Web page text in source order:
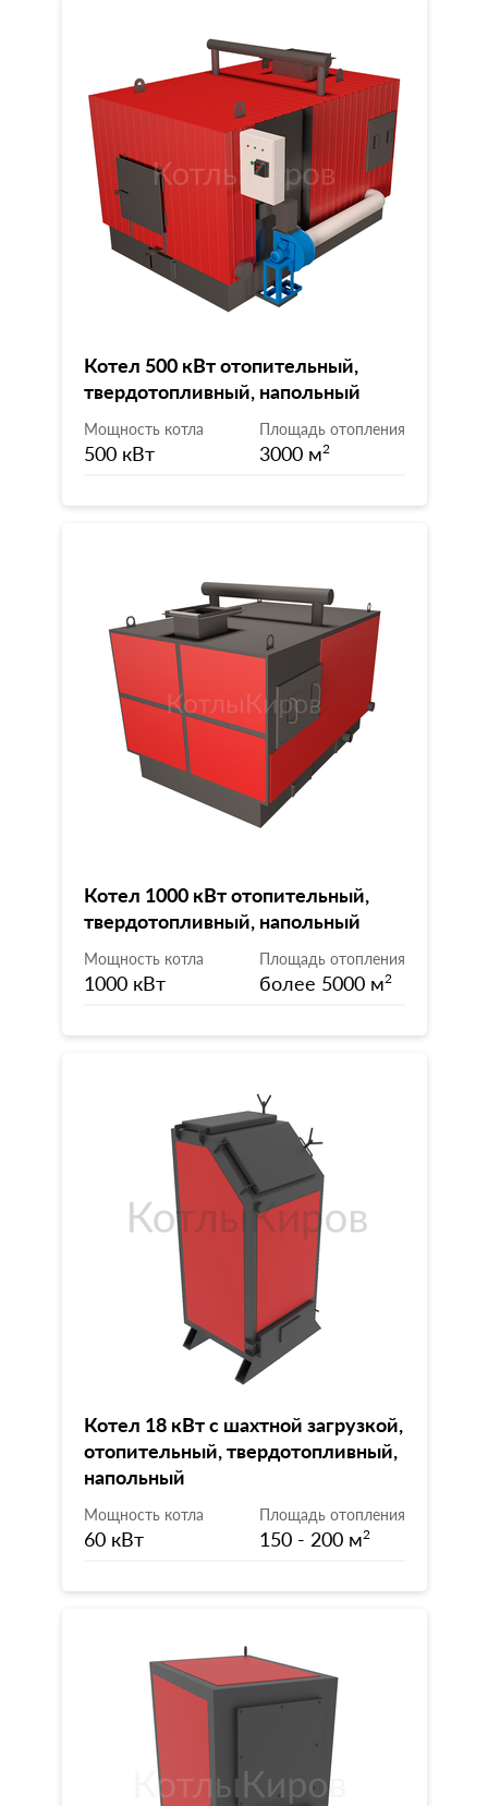
Котел 500 кВт отопительный,
твердотопливный, напольный
Мощность котла
500 кВт
Площадь отопления
3000 м2
Котел 1000 кВт отопительный,
твердотопливный, напольный
Мощность котла
1000 кВт
Площадь отопления
более 5000 м2
Котел 18 кВт с шахтной загрузкой,
отопительный, твердотопливный,
напольный
Мощность котла
60 кВт
Площадь отопления
150 - 200 м2